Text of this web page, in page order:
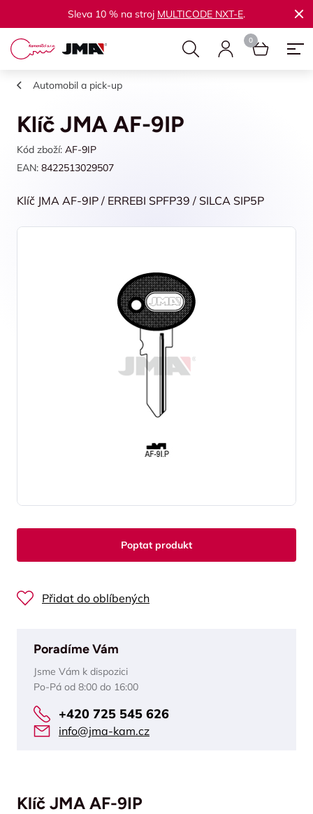
Sleva 10 % na stroj MULTICODE NXT-E.
Automobil a pick-up
Klíč JMA AF-9IP
Kód zboží: AF-9IP
EAN: 8422513029507
Klíč JMA AF-9IP / ERREBI SPFP39 / SILCA SIP5P
Poptat produkt
Přidat do oblíbených
Poradíme Vám
Jsme Vám k dispozici
Po-Pá od 8:00 do 16:00
+420 725 545 626
info@jma-kam.cz
Klíč JMA AF-9IP